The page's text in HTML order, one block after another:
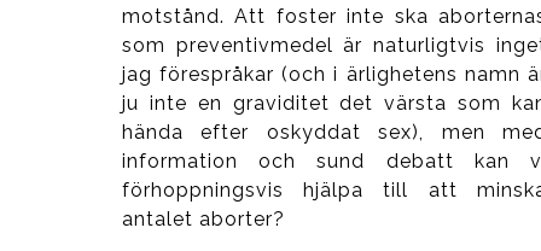
motstånd. Att foster inte ska
som preventivmedel är naturligtvis
jag förespråkar (och i ärlighetens namn
ju inte en graviditet det värsta som
hända efter oskyddat sex), men
information och sund debatt kan
förhoppningsvis hjälpa till att
antalet aborter?